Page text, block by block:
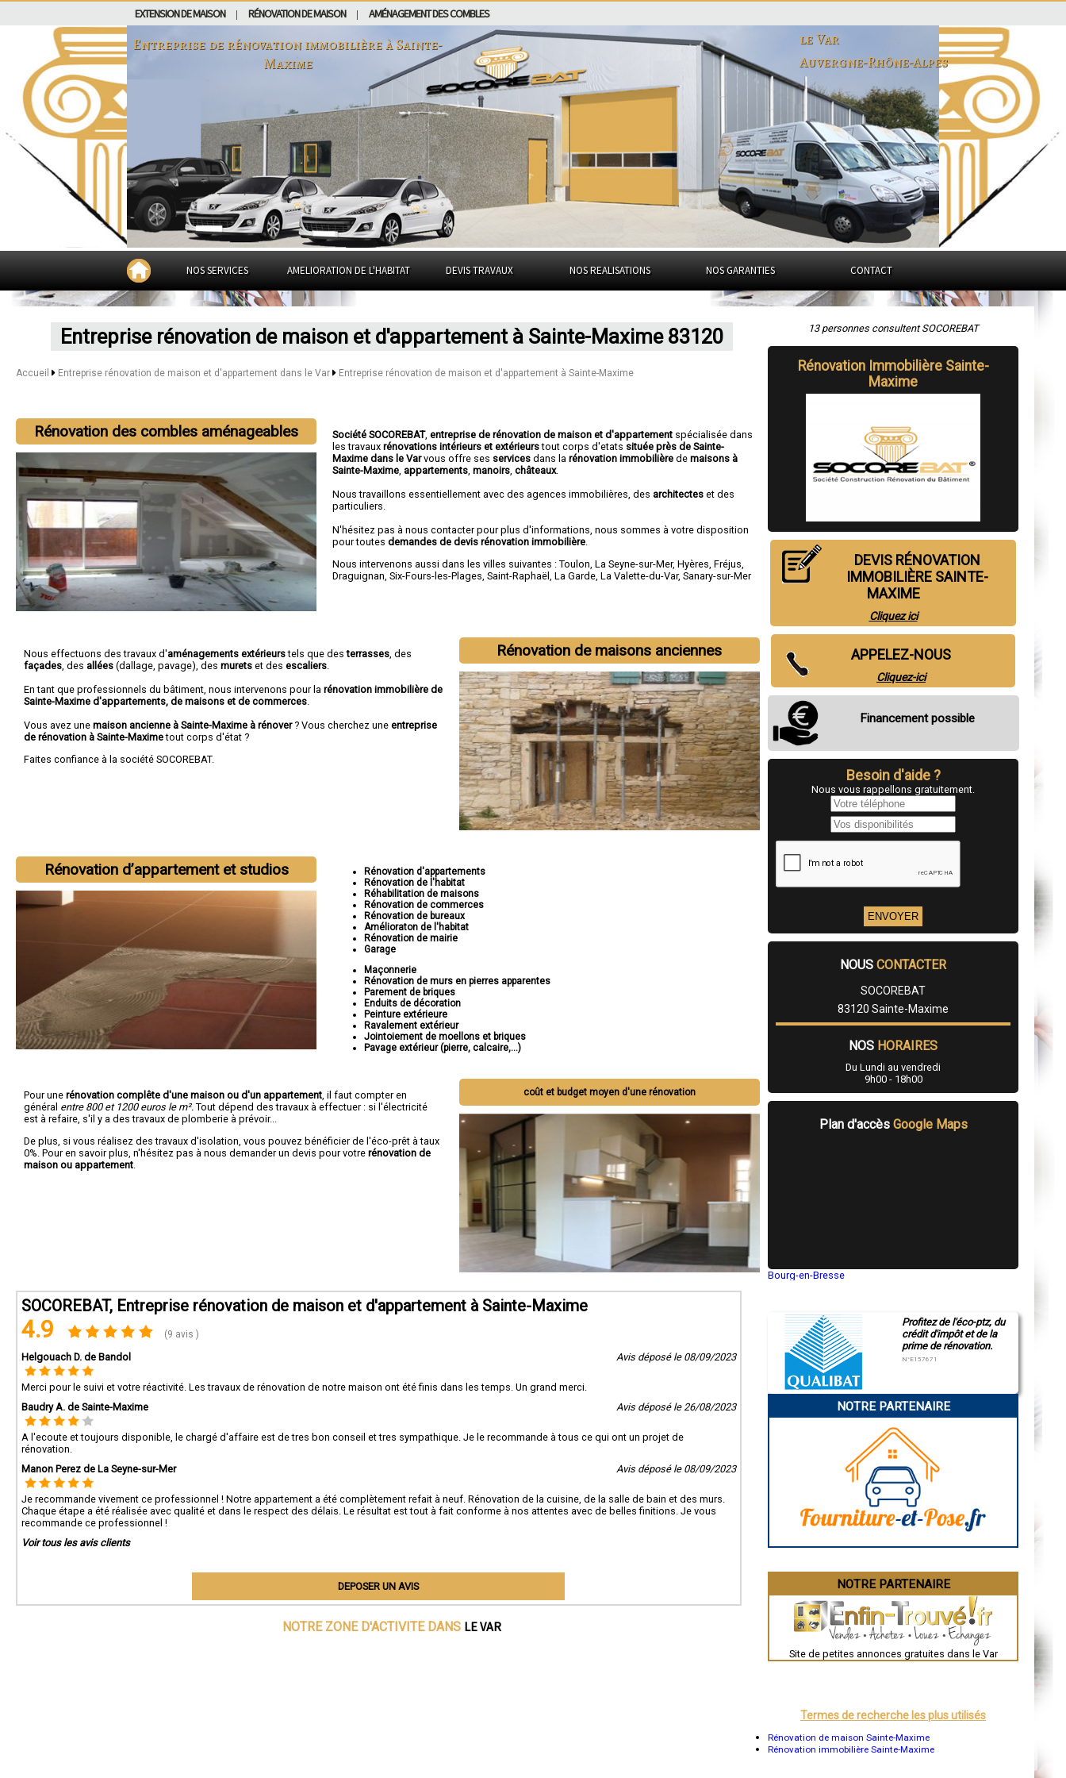
EXTENSION DE MAISON RÉNOVATION DE MAISON AMÉNAGEMENT DES COMBLES
Entreprise de rénovation immobilière àSainte-
Maxime
le Var
Auvergne-Rhône-Alpes
NOS SERVICES AMELIORATION DE L'HABITAT DEVIS TRAVAUX NOS REALISATIONS NOS GARANTIES CONTACT
Entreprise rénovation de maison et d'appartement à Sainte-Maxime 83120
Accueil Entreprise rénovation de maison et d'appartement dans le Var Entreprise rénovation de maison et d'appartement à Sainte-Maxime
Rénovation des combles aménageables Société SOCOREBAT,entreprise de rénovation de maison et d'appartement spécialisée dans
les travauxrénovations intérieurs et extérieurstout corps d'etats située près de Sainte-
Maxime dans le Varvous offre ses services dans larénovation immobilière demaisons à
Sainte-Maxime appartements ,manoirs ,châteaux.
Nous travaillons essentiellement avec des agences immobilières, des architectes et des
particuliers.
N'hésitez pas à nous contacter pour plus d'informations, nous sommes à votre disposition
pour toutesdemandes de devis rénovation immobilière
Nous intervenons aussi dans les villes suivantes :Toulon ,La Seyne-sur-Mer,Hyères ,Fréjus
Draguignan ,Six-Fours-les-Plages ,Saint-Raphaël ,La Garde ,La Valette-du-Var,Sanary-sur-Mer
Rénovation de maisons anciennes
Nous effectuons des travaux d'aménagements extérieurstels que desterrasses , des
façades , des allées (dallage, pavage), des murets et des escaliers
En tant que professionnels du bâtiment, nous intervenons pour la rénovation immobilière de
Sainte-Maxime d'appartements, de maisons et de commerces
Vous avez une maison ancienne à Sainte-Maxime à rénover? Vous cherchez une entreprise
de rénovation à Sainte-Maximetout corps d'état ?
Faites confiance à la société SOCOREBAT.
Rénovation d’appartement et studios
Rénovation d'appartements
Rénovation de l'habitat
Réhabilitation de maisons
Rénovation de commerces
Rénovation de bureaux
Amélioraton de l'habitat
Rénovation de mairie
Garage
Maçonnerie
Rénovation de murs en pierres apparentes
Parement de briques
Enduits de décoration
Peinture extérieure
Ravalement extérieur
Jointoiement de moellons et briques
Pavage extérieur (pierre, calcaire,...)
coût et budget moyen d'une rénovation
Pour une rénovation complête d'une maison ou d'un appartement , il faut compter en
général entre 800 et 1200 euros le m². Tout dépend des travaux à effectuer : si l'électricité
est à refaire, s'il y a des travaux de plomberie à prévoir...
De plus, si vous réalisez des travaux d'isolation, vous pouvez bénéficier de l'éco-prêt à taux
0%. Pour en savoir plus, n'hésitez pas à nous demander un devis pour votre rénovation de
maison ou appartement
SOCOREBAT, Entreprise rénovation de maison et d'appartement à Sainte-Maxime
4.9 (9 avis )
Helgouach D. de Bandol Avis déposé le 08/09/2023
Merci pour le suivi et votre réactivité. Les travaux de rénovation de notre maison ont été finis dans les temps. Un grand merci.
Baudry A. de Sainte-Maxime
Avis déposé le 26/08/2023
A l'ecoute et toujours disponible, le chargé d'affaire est de tres bon conseil et tres sympathique. Je le recommande à tous ce qui ont un projet de
rénovation.
Manon Perez de La Seyne-sur-Mer
Avis déposé le 08/09/2023
Je recommande vivement ce professionnel ! Notre appartement a été complètement refait à neuf. Rénovation de la cuisine, de la salle de bain et des murs.
Chaque étape a été réalisée avec qualité et dans le respect des délais. Le résultat est tout à fait conforme à nos attentes avec de belles finitions. Je vous
recommande ce professionnel !
Voir tous les avis clients
DEPOSER UN AVIS
NOTRE ZONE D'ACTIVITE DANS LE VAR
13 personnes consultent SOCOREBAT
Rénovation Immobilière Sainte-
Maxime
DEVIS RÉNOVATION
IMMOBILIÈRE SAINTE-
MAXIME
Cliquez ici
APPELEZ-NOUS
Cliquez-ici
Financement possible
Besoin d'aide ?
Nous vous rappellons gratuitement.
NOUS CONTACTER
SOCOREBAT
83120 Sainte-Maxime
NOS HORAIRES
Du Lundi au vendredi
9h00 - 18h00
Plan d'accès Google Maps
Bourg-en-Bresse
Gap
Nice
Annonay
Charleville-Mézières
Troyes
Narbonne
Marseille
Saint-Brieuc
Besançon
Évreux
Brest
Nîmes
Toulouse
Montpellier
Blois
Saint-Étienne
Profitez de l'éco-ptz, du
crédit d'impôt et de la
prime de rénovation.
N°E157671
NOTRE PARTENAIRE
NOTRE PARTENAIRE
Site de petites annonces gratuites dans le Var
Termes de recherche les plus utilisés
Rénovation de maison Sainte-Maxime
Rénovation immobilière Sainte-Maxime